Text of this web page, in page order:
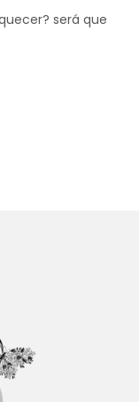
será que